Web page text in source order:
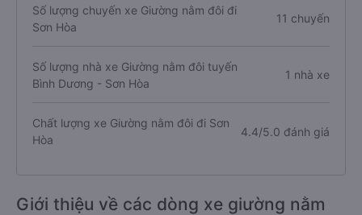
Số lượng chuyến xe Giường nằm đôi đi
Sơn Hòa
11 chuyến
Số lượng nhà xe Giường nằm đôi tuyến
Bình Dương - Sơn Hòa
1 nhà xe
Chất lượng xe Giường nằm đôi đi Sơn
Hòa
4.4/5.0 đánh giá
Giới thiệu về các dòng xe giường nằm